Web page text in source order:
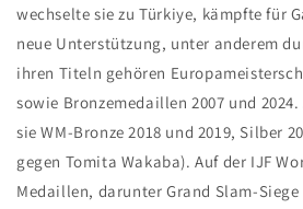
wechselte sie zu Türkiye, kämpfte für
neue Unterstützung, unter anderem
ihren Titeln gehören
sowie Bronzemedaillen 2007 und
sie WM-Bronze 2018 und 2019, Silber
gegen Tomita Wakaba). Auf der IJF
Medaillen, darunter Grand Slam-Siege